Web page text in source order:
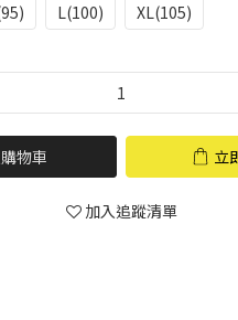
L(100) XL(105)
物車 立
加入追蹤清單